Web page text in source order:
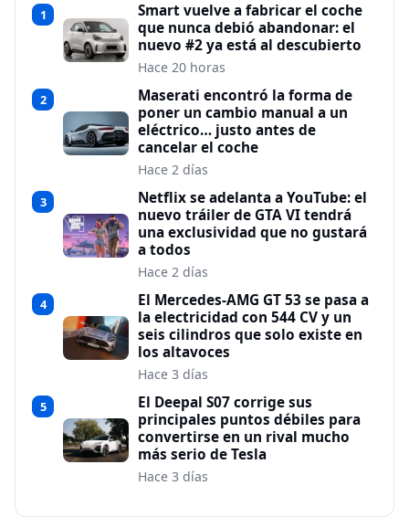
1
Smart vuelve a fabricar el coche
que nunca debió abandonar: el
nuevo #2 ya está al descubierto
Hace 20 horas
2
Maserati encontró la forma de
poner un cambio manual a un
eléctrico… justo antes de
cancelar el coche
Hace 2 días
3
Netflix se adelanta a YouTube: el
nuevo tráiler de GTA VI tendrá
una exclusividad que no gustará
a todos
Hace 2 días
4
El Mercedes-AMG GT 53 se pasa a
la electricidad con 544 CV y un
seis cilindros que solo existe en
los altavoces
Hace 3 días
5
El Deepal S07 corrige sus
principales puntos débiles para
convertirse en un rival mucho
más serio de Tesla
Hace 3 días